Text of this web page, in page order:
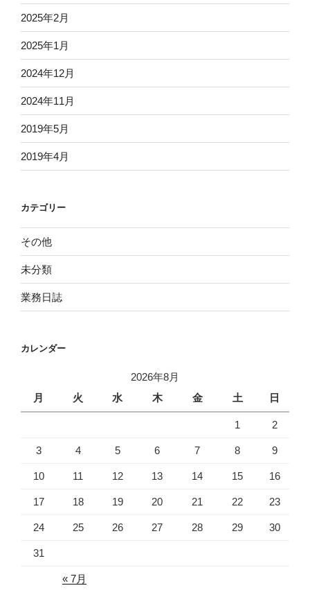
2025年2月
2025年1月
2024年12月
2024年11月
2019年5月
2019年4月
カテゴリー
その他
未分類
業務日誌
カレンダー
2026年8月
月
火 水 木 金 土 日
1 2
3 4 5 6 7 8 9
10 11 12 13 14 15 16
17 18 19 20 21 22 23
24 25 26 27 28 29 30
31
« 7月